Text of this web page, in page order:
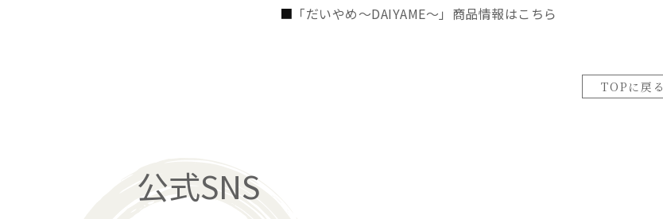
■ 「だいやめ～DAIYAME～」商品情報はこちら
TOPに戻る
公式SNS